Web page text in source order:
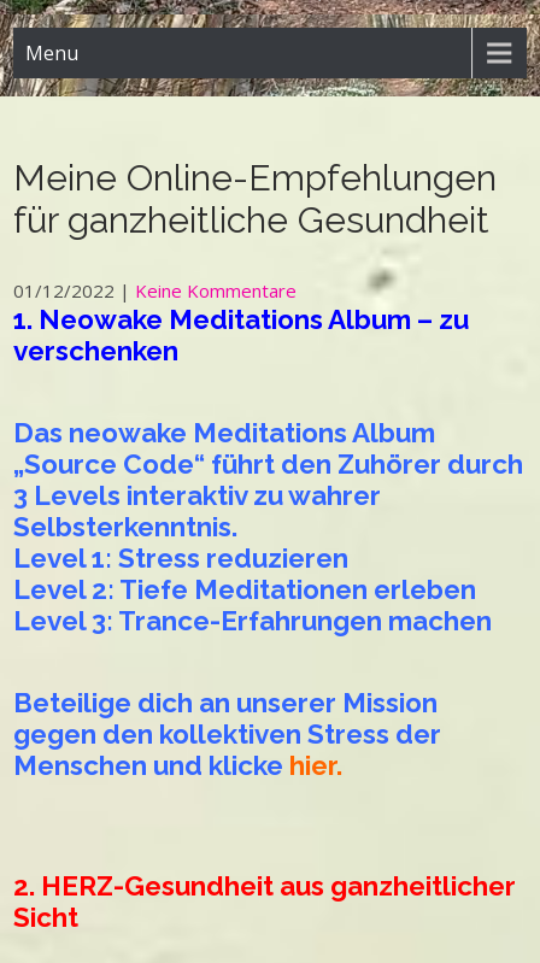
Menu
Meine Online-Empfehlungen
für ganzheitliche Gesundheit
01/12/2022 | Keine Kommentare
1. Neowake Meditations Album – zu
verschenken
Das neowake Meditations Album
„Source Code“ führt den Zuhörer durch
3 Levels interaktiv zu wahrer
Selbsterkenntnis.
Level 1: Stress reduzieren
Level 2: Tiefe Meditationen erleben
Level 3: Trance-Erfahrungen machen
Beteilige dich an unserer Mission
gegen den kollektiven Stress der
Menschen und klicke hier.
2. HERZ-Gesundheit aus ganzheitlicher
Sicht